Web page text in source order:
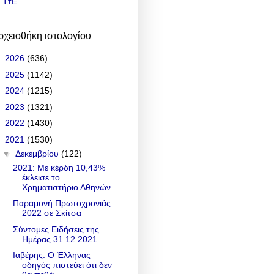
ιστολογίου
2026 (636)
2025 (1142)
2024 (1215)
2023 (1321)
2022 (1430)
2021 (1530)
▼ Δεκεμβρίου (122)
2021: Με κέρδη 10,43%
έκλεισε το
Χρηματιστήριο Αθηνών
Παραμονή Πρωτοχρονιάς
2022 σε Σκίτσα
Σύντομες Ειδήσεις της
Ημέρας 31.12.2021
Ιαβέρης: Ο Έλληνας
οδηγός πιστεύει ότι δεν